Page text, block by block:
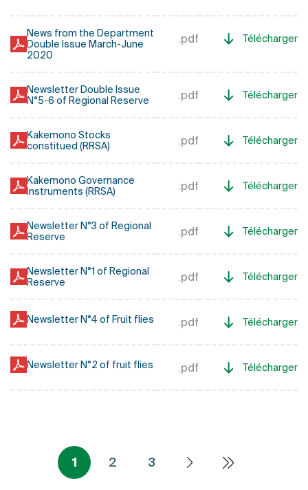
News from the Department
Double Issue March-June
2020
.pdf Télécharger
Newsletter Double Issue
N°5-6 of Regional Reserve
.pdf Télécharger
Kakemono Stocks
constitued (RRSA)
.pdf Télécharger
Kakemono Governance
Instruments (RRSA)
.pdf Télécharger
Newsletter N°3 of Regional
Reserve
.pdf Télécharger
Newsletter N°1 of Regional
Reserve
.pdf Télécharger
Newsletter N°4 of Fruit flies .pdf Télécharger
Newsletter N°2 of fruit flies .pdf Télécharger
Pagination
1 2 3
Dernière